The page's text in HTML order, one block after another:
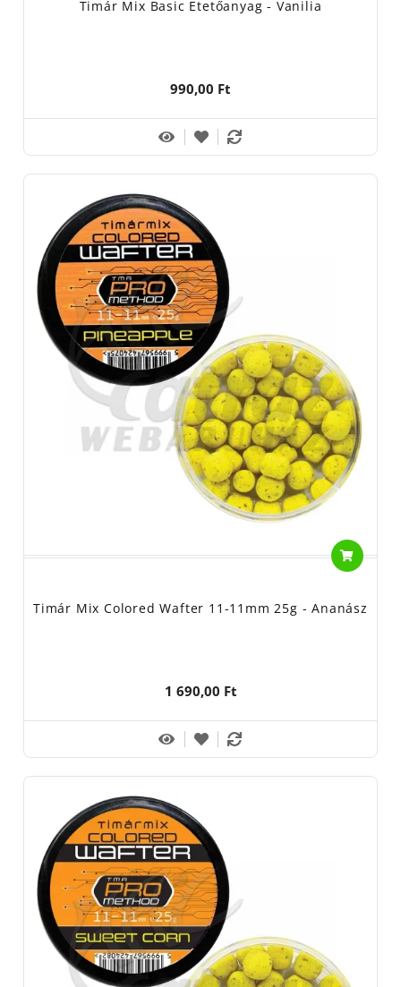
Timár Mix Basic Etetőanyag - Vanilia
990,00 Ft
Timár Mix Colored Wafter 11-11mm 25g - Ananász
1 690,00 Ft